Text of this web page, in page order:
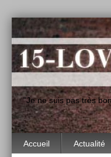
"Je ne suis pas très
Accueil Actualité